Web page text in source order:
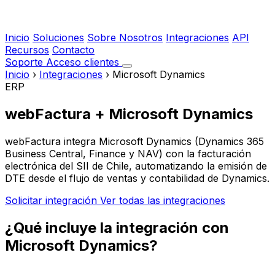
Inicio Soluciones Sobre Nosotros Integraciones API
Recursos Contacto
Soporte Acceso clientes
Inicio › Integraciones › Microsoft Dynamics
ERP
webFactura + Microsoft Dynamics
webFactura integra Microsoft Dynamics (Dynamics 365
Business Central, Finance y NAV) con la facturación
electrónica del SII de Chile, automatizando la emisión de
DTE desde el flujo de ventas y contabilidad de Dynamics.
Solicitar integración Ver todas las integraciones
¿Qué incluye la integración con
Microsoft Dynamics?